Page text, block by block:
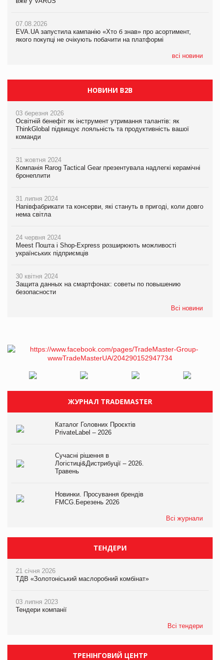
07.08.2026
EVA.UA запустила кампанію «Хто б знав» про асортимент,
якого покупці не очікують побачити на платформі
всі новини
07.08.2026
EVA.UA запустила кампанію «Хто б знав» про асортимент,
якого покупці не очікують побачити на платформі
НОВИНИ B2B
03 березня 2026
Освітній бенефіт як інструмент утримання талантів: як
ThinkGlobal підвищує лояльність та продуктивність вашої
команди
31 жовтня 2024
Компанія Rarog Tactical Gear презентувала надлегкі керамічні
бронеплити
31 липня 2024
Напівфабрикати та консерви, які стануть в пригоді, коли довго
нема світла
24 червня 2024
Meest Пошта і Shop-Express розширюють можливості
українських підприємців
30 квітня 2024
Защита данных на смартфонах: советы по повышению
безопасности
Всі новини
ЖУРНАЛ TRADEMASTER
Каталог Головних Проєктів
PrivateLabel – 2026
Сучасні рішення в
Логістиці&Дистрибуції – 2026.
Травень
Новинки. Просування брендів
FMCG.Березень 2026
Всі журнали
ТЕНДЕРИ
21 січня 2026
ТДВ «Золотоніський маслоробний комбінат»
03 липня 2023
Тендери компанії
Всі тендери
ТРЕНІНГОВИЙ ЦЕНТР